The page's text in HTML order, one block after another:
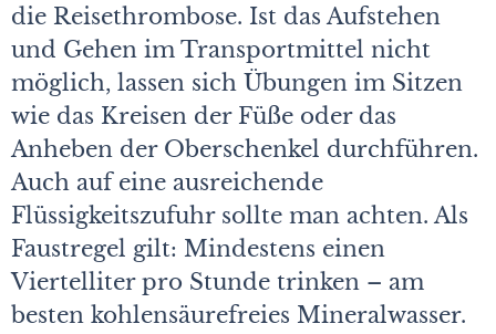
die Reisethrombose. Ist das Aufstehen
und Gehen im Transportmittel nicht
möglich, lassen sich Übungen im Sitzen
wie das Kreisen der Füße oder das
Anheben der Oberschenkel durchführen.
Auch auf eine ausreichende
Flüssigkeitszufuhr sollte man achten. Als
Faustregel gilt: Mindestens einen
Viertelliter pro Stunde trinken – am
besten kohlensäurefreies Mineralwasser.